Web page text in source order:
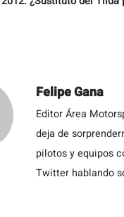
Felipe Gana
Editor Área
deja de
pilotos y equipos
Twitter hablando